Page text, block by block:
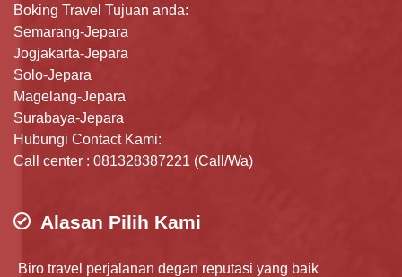
Boking Travel Tujuan anda:
Semarang-Jepara
Jogjakarta-Jepara
Solo-Jepara
Magelang-Jepara
Surabaya-Jepara
Hubungi Contact Kami:
Call center : 081328387221 (Call/Wa)
Alasan Pilih Kami
Biro travel perjalanan degan reputasi yang baik